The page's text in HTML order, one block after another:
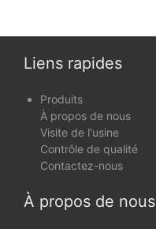
Liens rapides
Produits
À propos de nous
Visite de l'usine
Contrôle de qualité
Contactez-nous
À propos de nous